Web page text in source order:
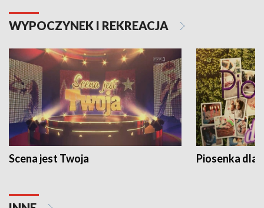
WYPOCZYNEK I REKREACJA
Scena jest Twoja Piosenka dla